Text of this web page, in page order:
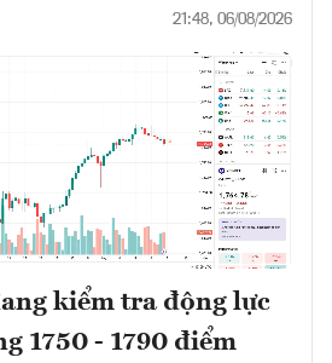
21:48, 06/08/2026
kiểm tra động lực
1750 - 1790 điểm